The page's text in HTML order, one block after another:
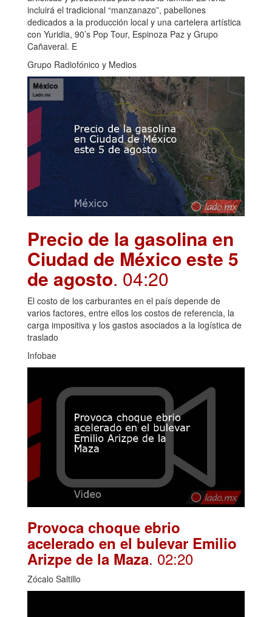
incluirá el tradicional “manzanazo”, pabellones
dedicados a la producción local y una cartelera artística
con Yuridia, 90’s Pop Tour, Espinoza Paz y Grupo
Cañaveral. E
Grupo Radiofónico y Medios
Precio de la gasolina en
Ciudad de México este 5
de agosto. 04:20
El costo de los carburantes en el país depende de
varios factores, entre ellos los costos de referencia, la
carga impositiva y los gastos asociados a la logística de
traslado
Infobae
Provoca choque ebrio
acelerado en el bulevar Emilio
Arizpe de la Maza. 02:20
Zócalo Saltillo